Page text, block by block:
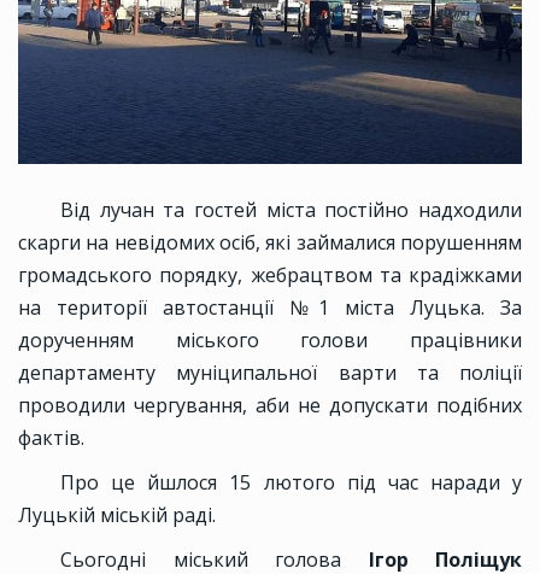
Від лучан та гостей міста постійно надходили
скарги на невідомих осіб, які займалися порушенням
громадського порядку, жебрацтвом та крадіжками
на території автостанції №1 міста Луцька. За
дорученням міського голови працівники
департаменту муніципальної варти та поліції
проводили чергування, аби не допускати подібних
фактів.
Про це йшлося 15 лютого під час наради у
Луцькій міській раді.
Сьогодні міський голова Ігор Поліщук